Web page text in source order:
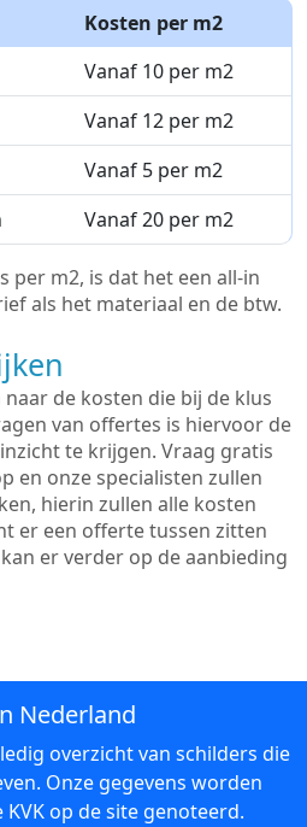
Kosten per m2
Vanaf 10 per m2
Vanaf 12 per m2
Vanaf 5 per m2
Vanaf 20 per m2
per m2, is dat het een all-in
als het materiaal en de btw.
de kosten die bij de klus
van offertes is hiervoor de
te krijgen. Vraag gratis
en onze specialisten zullen
hierin zullen alle kosten
er een offerte tussen zitten
er verder op de aanbieding
Nederland
overzicht van schilders die
Onze gegevens worden
op de site genoteerd.